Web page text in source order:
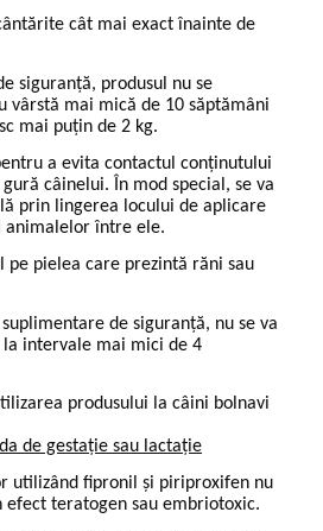
cât mai exact înainte de
siguranță, produsul nu se
vârstă mai mică de 10 săptămâni
mai puțin de 2 kg.
a evita contactul conținutului
câinelui. În mod special, se va
prin lingerea locului de aplicare
animalelor între ele.
pe pielea care prezintă răni sau
de siguranță, nu se va
intervale mai mici de 4
produsului la câini bolnavi
de gestație sau lactație
utilizând fipronil și piriproxifen nu
efect teratogen sau embriotoxic.